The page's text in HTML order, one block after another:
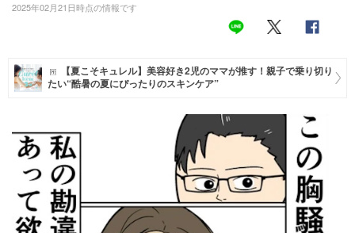
お仕事
マネー
2025年02月21日時点の情報です
【夏こそキュレル】美容好き2児のママが推す！親子で乗り切り
たい“酷暑の夏にぴったりのスキンケア”